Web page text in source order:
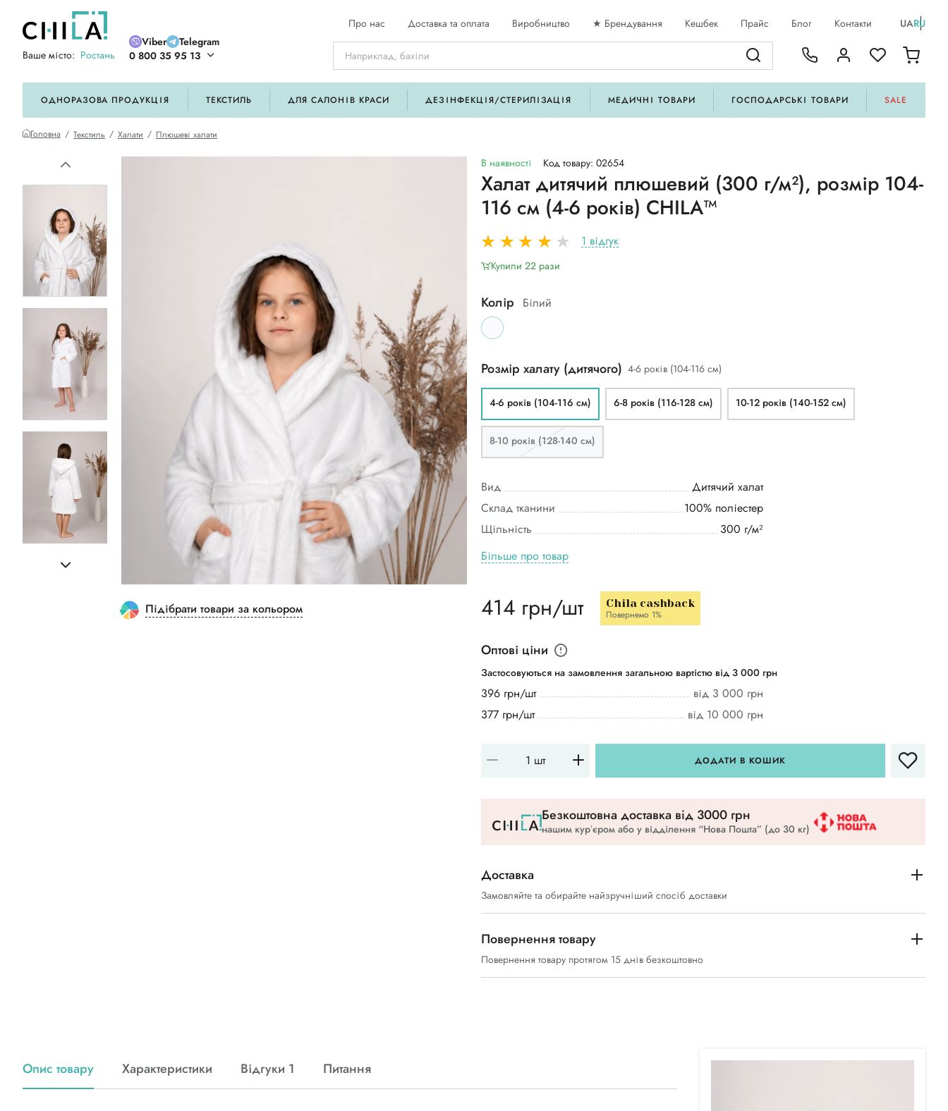
Ваше місто: Ростань
Viber
Telegram
0 800 35 95 13
Про нас Доставка та оплата Виробництво ★ Брендування Кешбек Прайс Блог Контакти UARU
ОДНОРАЗОВА ПРОДУКЦІЯ ТЕКСТИЛЬ ДЛЯ САЛОНІВ КРАСИ ДЕЗІНФЕКЦІЯ/СТЕРИЛІЗАЦІЯ МЕДИЧНІ ТОВАРИ ГОСПОДАРСЬКІ ТОВАРИ SALE
Головна Текстиль Халати Плюшеві халати
Підібрати товари за кольором
В наявності Код товару: 02654
Халат дитячий плюшевий (300 г/м²), розмір 104-
116 см (4-6 років) CHILA™
1 відгук
Купили 22 рази
Колір Білий
Розмір халату (дитячого) 4-6 років (104-116 см)
4-6 років (104-116 см) 6-8 років (116-128 см) 10-12 років (140-152 см)
8-10 років (128-140 см)
Вид
Дитячий халат
Склад тканини
100% поліестер
Щільність
300 г/м²
Більше про товар
414 грн/шт Chila cashback
Повернемо 1%
Оптові ціни
Застосовуються на замовлення загальною вартістю від 3 000 грн
396 грн/шт
від 3 000 грн
377 грн/шт
від 10 000 грн
ДОДАТИ В КОШИК
Безкоштовна доставка вiд 3000 грн
нашим курʼєром або у відділення “Нова Пошта” (до 30 кг)
Доставка
Замовляйте та обирайте найзручніший спосіб доставки
Повернення товару
Повернення товару протягом 15 днів безкоштовно
Опис товару Характеристики Відгуки 1 Питання